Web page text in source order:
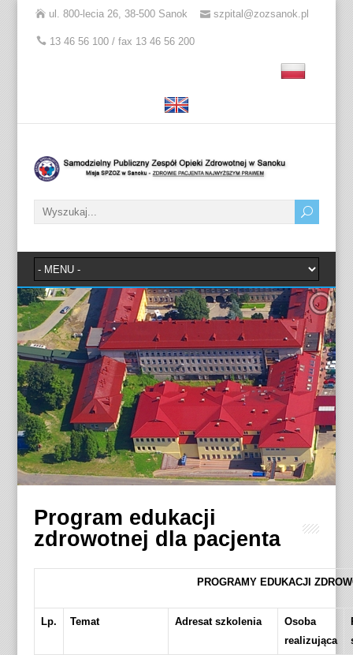
ul. 800-lecia 26, 38-500 Sanok szpital@zozsanok.pl
13 46 56 100 / fax 13 46 56 200
Program edukacji
zdrowotnej dla pacjenta
PROGRAMY EDUKACJI
Lp. Temat Adresat szkolenia
Osoba
realizująca